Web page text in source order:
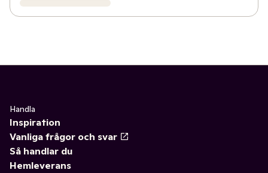
Handla
Inspiration
Vanliga frågor och svar
Så handlar du
Hemleverans